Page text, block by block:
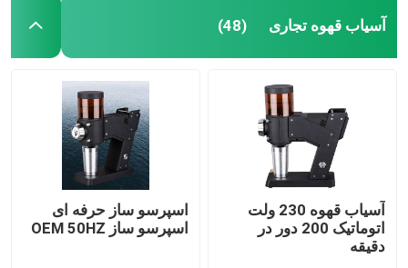
آسیاب قهوه تجاری (48)
آسیاب قهوه 230 ولت
اتوماتیک 200 دور در
دقیقه
اسپرسو ساز حرفه ای
اسپرسو ساز OEM 50HZ